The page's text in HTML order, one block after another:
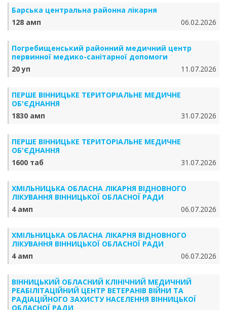
Барська центральна районна лікарня
128 амп
06.02.2026
Погребищенський районний медичний центр
первинної медико-санітарної допомоги
20 уп
11.07.2026
ПЕРШЕ ВІННИЦЬКЕ ТЕРИТОРІАЛЬНЕ МЕДИЧНЕ
ОБ'ЄДНАННЯ
1830 амп
31.07.2026
ПЕРШЕ ВІННИЦЬКЕ ТЕРИТОРІАЛЬНЕ МЕДИЧНЕ
ОБ'ЄДНАННЯ
1600 таб
31.07.2026
ХМІЛЬНИЦЬКА ОБЛАСНА ЛІКАРНЯ ВІДНОВНОГО
ЛІКУВАННЯ ВІННИЦЬКОЇ ОБЛАСНОЇ РАДИ
4 амп
06.07.2026
ХМІЛЬНИЦЬКА ОБЛАСНА ЛІКАРНЯ ВІДНОВНОГО
ЛІКУВАННЯ ВІННИЦЬКОЇ ОБЛАСНОЇ РАДИ
4 амп
06.07.2026
ВІННИЦЬКИЙ ОБЛАСНИЙ КЛІНІЧНИЙ МЕДИЧНИЙ
РЕАБІЛІТАЦІЙНИЙ ЦЕНТР ВЕТЕРАНІВ ВІЙНИ ТА
РАДІАЦІЙНОГО ЗАХИСТУ НАСЕЛЕННЯ ВІННИЦЬКОЇ
ОБЛАСНОЇ РАДИ